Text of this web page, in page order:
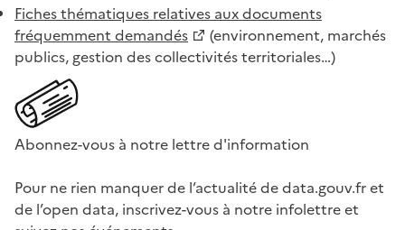
Fiches thématiques relatives aux documents
fréquemment demandés
(environnement, marchés
publics, gestion des collectivités territoriales…)
Abonnez-vous à notre lettre d'information
Pour ne rien manquer de l’actualité de data.gouv.fr et
de l’open data, inscrivez-vous à notre infolettre et